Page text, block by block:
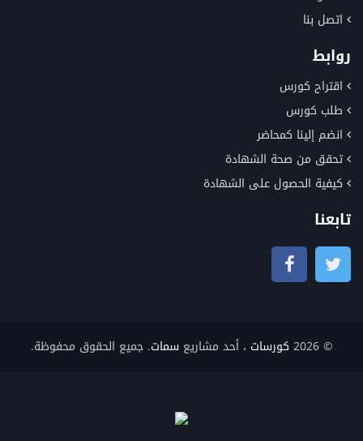
اتصل بنا
روابط
اقتراح كورس
طلب كورس
انضم إلينا كمحاضر
تحقق من صحة الشهادة
كيفية الحصول على الشهادة
تابعنا
© 2026 كورسات ، أحد مشاريعسمات. جميع الحقوق محفوظة.